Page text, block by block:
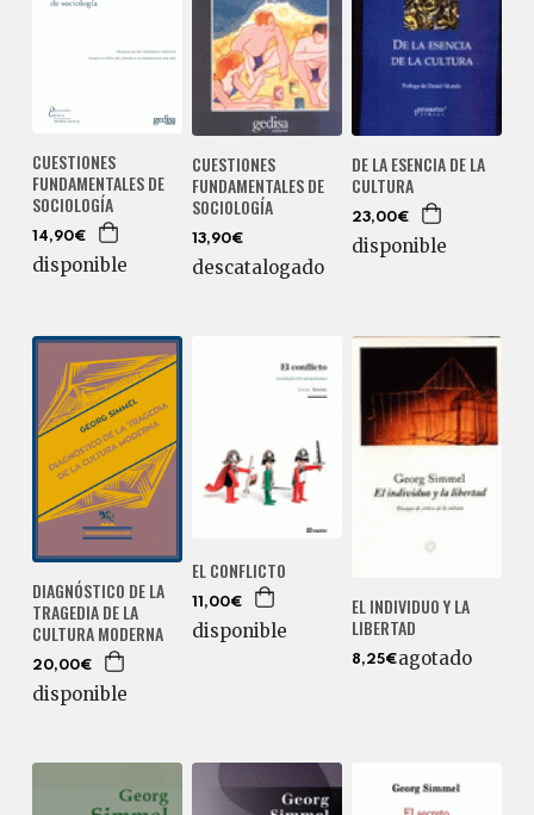
CUESTIONES
FUNDAMENTALES DE
SOCIOLOGÍA
14,90€
disponible
CUESTIONES
FUNDAMENTALES DE
SOCIOLOGÍA
13,90€
descatalogado
DE LA ESENCIA DE LA
CULTURA
23,00€
disponible
DIAGNÓSTICO DE LA
TRAGEDIA DE LA
CULTURA MODERNA
20,00€
disponible
EL CONFLICTO
11,00€
disponible
EL INDIVIDUO Y LA
LIBERTAD
8,25€agotado